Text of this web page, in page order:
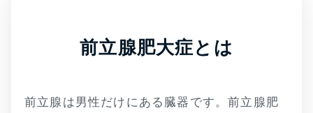
前立腺肥大症とは
前立腺は男性だけにある臓器です。前立腺肥